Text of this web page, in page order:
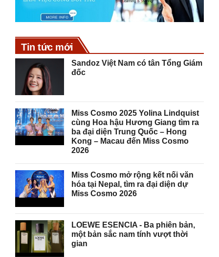
Tin tức mới
Sandoz Việt Nam có tân Tổng Giám
đốc
Miss Cosmo 2025 Yolina Lindquist
cùng Hoa hậu Hương Giang tìm ra
ba đại diện Trung Quốc – Hong
Kong – Macau đến Miss Cosmo
2026
Miss Cosmo mở rộng kết nối văn
hóa tại Nepal, tìm ra đại diện dự
Miss Cosmo 2026
LOEWE ESENCIA - Ba phiên bản,
một bản sắc nam tính vượt thời
gian